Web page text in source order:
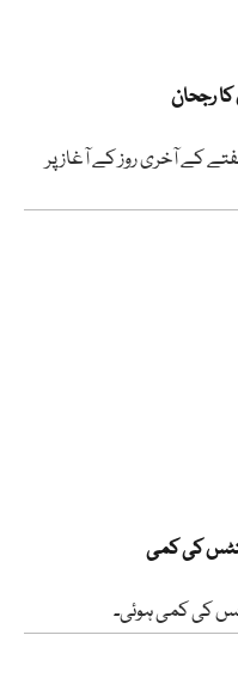
رجحان
کے آخری روز کے آغاز پر
کی کمی ہوئی۔